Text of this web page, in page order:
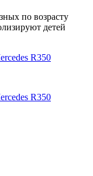
по возрасту
детей